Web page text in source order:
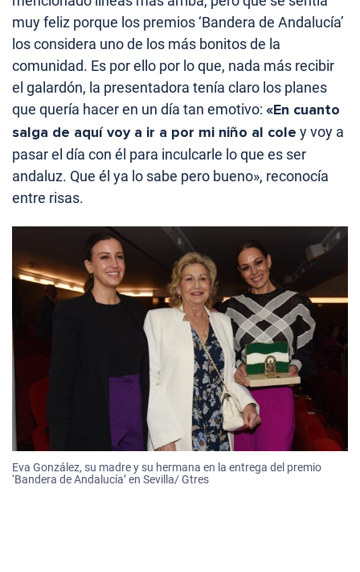
muy feliz porque los premios ‘Bandera de Andalucía’
los considera uno de los más bonitos de la
comunidad. Es por ello por lo que, nada más recibir
el galardón, la presentadora tenía claro los planes
que quería hacer en un día tan emotivo: «En cuanto
salga de aquí voy a ir a por mi niño al cole y voy a
pasar el día con él para inculcarle lo que es ser
andaluz. Que él ya lo sabe pero bueno», reconocía
entre risas.
Eva González, su madre y su hermana en la entrega del premio
‘Bandera de Andalucía’ en Sevilla/ Gtres